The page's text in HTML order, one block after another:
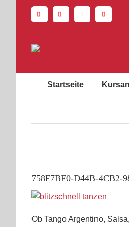
Startseite
758F7BF0-D44B-4CB2-
Ob Tango Argentino,